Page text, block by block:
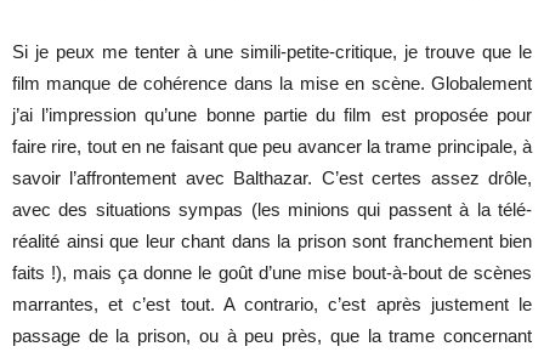
Si je peux me tenter à une simili-petite-critique, je trouve que le
film manque de cohérence dans la mise en scène. Globalement
j’ai l’impression qu’une bonne partie du film est proposée pour
faire rire, tout en ne faisant que peu avancer la trame principale, à
savoir l’affrontement avec Balthazar. C’est certes assez drôle,
avec des situations sympas (les minions qui passent à la télé-
réalité ainsi que leur chant dans la prison sont franchement bien
faits !), mais ça donne le goût d’une mise bout-à-bout de scènes
marrantes, et c’est tout. A contrario, c’est après justement le
passage de la prison, ou à peu près, que la trame concernant